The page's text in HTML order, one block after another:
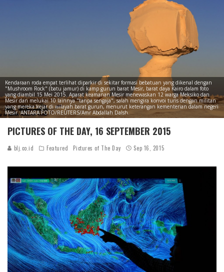
Kendaraan roda empat terlihat diparkir di sekitar formasi bebatuan yang dikenal dengan
"Mushroom Rock" (batu jamur) di kamp gurun barat Mesir, barat daya Kairo dalam foto
yang diambil 15 Mei 2015. Aparat keamanan Mesir menewaskan 12 warga Meksiko dan
Mesir dan melukai 10 lainnya "tanpa sengaja", salah mengira konvoi turis dengan militan
yang mereka kejar di wilayah barat gurun, menurut keterangan kementerian dalam negeri
Mesir. ANTARA FOTO/REUTERS/Amr Abdallah Dalsh.
PICTURES OF THE DAY, 16 SEPTEMBER 2015
blj.co.id Featured Pictures of The Day Sep 16, 2015